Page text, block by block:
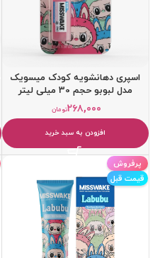
اسپری دهانشویه کودک میسویک
مدل لبوبو حجم 30 میلی لیتر
تومان۲۶۸,۰۰۰
افزودن به سبد خرید
پرفروش
قیمت قبل